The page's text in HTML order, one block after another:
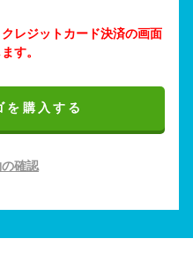
レジットカード決済の画面
す。
を購入する
確認